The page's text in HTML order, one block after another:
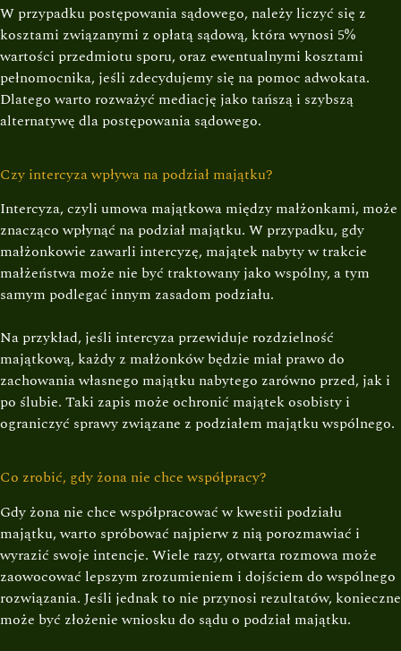
W przypadku postępowania sądowego, należy liczyć się z
kosztami związanymi z opłatą sądową, która wynosi 5%
wartości przedmiotu sporu, oraz ewentualnymi kosztami
pełnomocnika, jeśli zdecydujemy się na pomoc adwokata.
Dlatego warto rozważyć mediację jako tańszą i szybszą
alternatywę dla postępowania sądowego.
Czy intercyza wpływa na podział majątku?
Intercyza, czyli umowa majątkowa między małżonkami, może
znacząco wpłynąć na podział majątku. W przypadku, gdy
małżonkowie zawarli intercyzę, majątek nabyty w trakcie
małżeństwa może nie być traktowany jako wspólny, a tym
samym podlegać innym zasadom podziału.
Na przykład, jeśli intercyza przewiduje rozdzielność
majątkową, każdy z małżonków będzie miał prawo do
zachowania własnego majątku nabytego zarówno przed, jak i
po ślubie. Taki zapis może ochronić majątek osobisty i
ograniczyć sprawy związane z podziałem majątku wspólnego.
Co zrobić, gdy żona nie chce współpracy?
Gdy żona nie chce współpracować w kwestii podziału
majątku, warto spróbować najpierw z nią porozmawiać i
wyrazić swoje intencje. Wiele razy, otwarta rozmowa może
zaowocować lepszym zrozumieniem i dojściem do wspólnego
rozwiązania. Jeśli jednak to nie przynosi rezultatów, konieczne
może być złożenie wniosku do sądu o podział majątku.